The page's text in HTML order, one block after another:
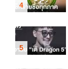
4
5